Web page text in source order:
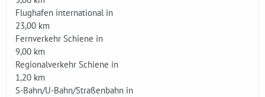
Flughafen international in
23,00 km
Fernverkehr Schiene in
9,00 km
Regionalverkehr Schiene in
1,20 km
S-Bahn/U-Bahn/Straßenbahn in